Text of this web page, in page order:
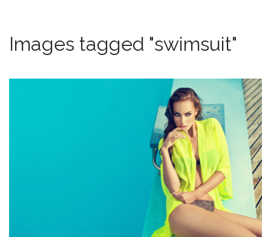
Images tagged "swimsuit"